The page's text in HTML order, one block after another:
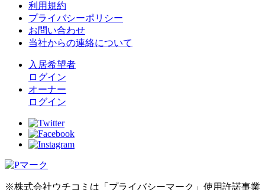
利用規約
プライバシーポリシー
お問い合わせ
当社からの連絡について
入居希望者
ログイン
オーナー
ログイン
※株式会社ウチコミは「プライバシーマーク」使用許諾事業